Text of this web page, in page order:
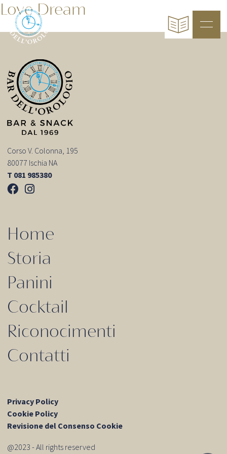
Love Dream
Corso V. Colonna, 195
80077 Ischia NA
T 081 985380
Home
Storia
Panini
Cocktail
Riconocimenti
Contatti
Privacy Policy
Cookie Policy
Revisione del Consenso Cookie
@2023 - All rights reserved